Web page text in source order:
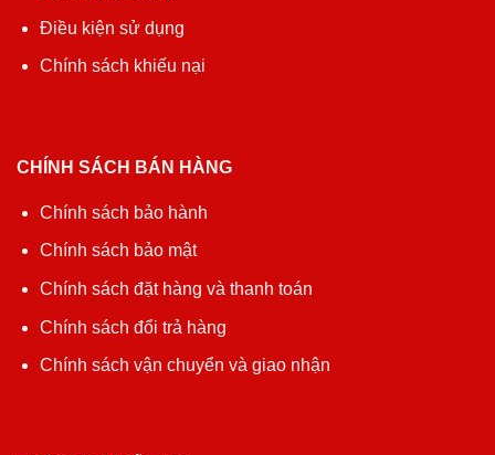
Điều kiện sử dụng
Chính sách khiếu nại
CHÍNH SÁCH BÁN HÀNG
Chính sách bảo hành
Chính sách bảo mật
Chính sách đặt hàng và thanh toán
Chính sách đổi trả hàng
Chính sách vận chuyển và giao nhận